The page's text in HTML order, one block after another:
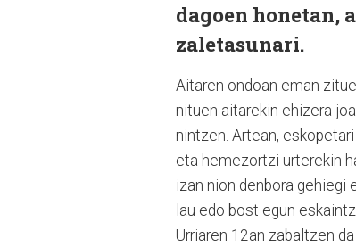
dagoen honetan,
zaletasunari.
Aitaren ondoan eman
nituen aitarekin ehizera
nintzen. Artean,
eta hemezortzi urterekin
izan nion denbora gehiegi
lau edo bost egun
Urriaren 12an zabaltzen